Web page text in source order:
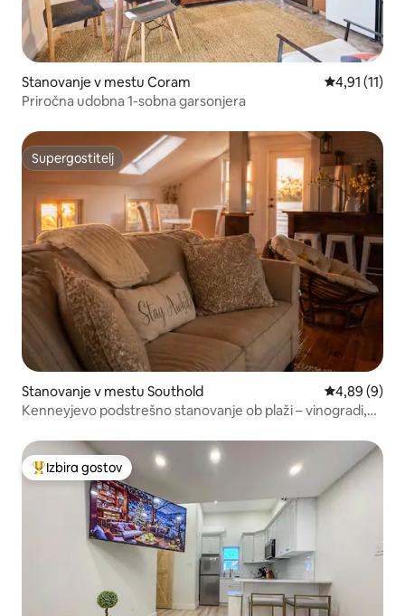
Stanovanje v mestu Coram Povprečna
4,91 (11)
Priročna udobna 1-sobna garsonjera
Supergostitelj
Supergostitelj
Stanovanje v mestu Southold Povprečna
4,89 (9)
Kenneyjevo podstrešno stanovanje ob plaži – vinogradi,
Najbolj priljubljena prenočišča z značko »Izbira gostov«
Izbira gostov